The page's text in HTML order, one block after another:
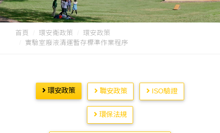
首頁 環安衛政策
環安政策
實驗室廢液清運暫存標準作業程序
環安政策 職安政策 ISO驗證
環保法規